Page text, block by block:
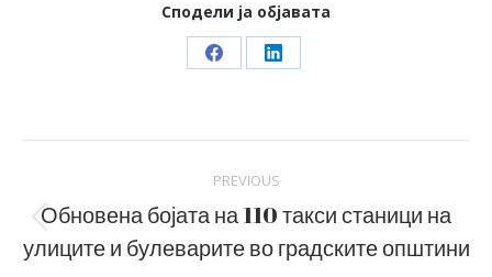
Сподели ја објавата
Share Share
navigation
PREVIOUS
Previous
post:
Обновена бојата на 110 такси станици на
улиците и булеварите во градските општини